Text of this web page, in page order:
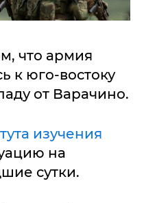
что армия
к юго-востоку
от Варачино.
изучения
на
сутки.